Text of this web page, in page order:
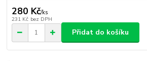
280 Kč/ks
231 Kč bez DPH
Přidat do košíku